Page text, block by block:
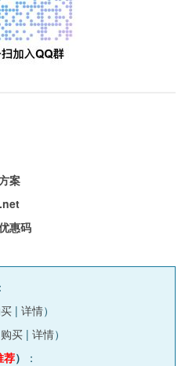
案
惠码
：
| 详情）
购买 | 详情）
荐）
：